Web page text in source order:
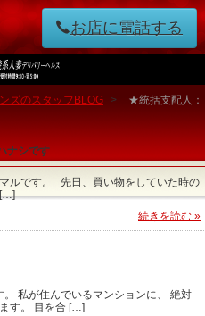
お店に電話する
ズのスタッフBLOG >
★統括支配人：
ナシです
ルです。 先日、買い物をしていた時の
続きを読む »
。 私が住んでいるマンションに、 絶対
す。 目を合 […]